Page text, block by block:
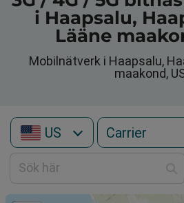
i Haapsalu,
Lääne
Mobilnätverk i Haapsalu,
maakond,
US